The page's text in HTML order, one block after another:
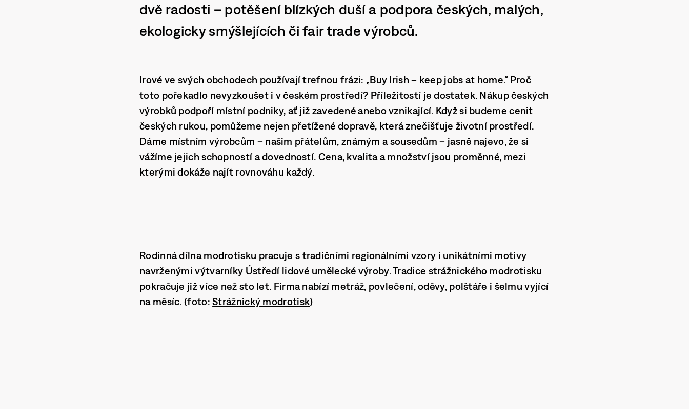
dvě radosti – potěšení blízkých duší a podpora českých, malých,
ekologicky smýšlejících či fair trade výrobců.
Irové ve svých obchodech používají trefnou frázi: „Buy Irish – keep jobs at home.“ Proč
toto pořekadlo nevyzkoušet i v českém prostředí? Příležitostí je dostatek. Nákup českých
výrobků podpoří místní podniky, ať již zavedené anebo vznikající. Když si budeme cenit
českých rukou, pomůžeme nejen přetížené dopravě, která znečišťuje životní prostředí.
Dáme místním výrobcům – našim přátelům, známým a sousedům – jasně najevo, že si
vážíme jejich schopností a dovedností. Cena, kvalita a množství jsou proměnné, mezi
kterými dokáže najít rovnováhu každý.
Rodinná dílnamodrotisku pracuje s tradičními regionálními vzory i unikátními motivy
navrženými výtvarníky Ústředí lidové umělecké výroby. Tradice strážnického modrotisku
pokračuje již více než sto let. Firma nabízí metráž, povlečení, oděvy, polštáře i šelmu vyjící
na měsíc. (foto:Strážnický modrotisk)